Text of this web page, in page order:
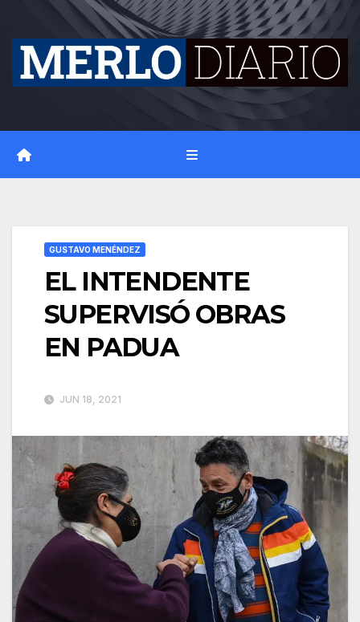
content
GUSTAVO MENÉNDEZ
EL INTENDENTE
SUPERVISÓ OBRAS
EN PADUA
JUN 18, 2021